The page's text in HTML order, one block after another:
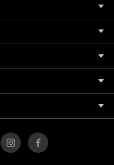
twitter instagram